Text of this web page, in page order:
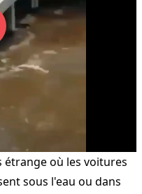
où les voitures
sous l'eau ou dans